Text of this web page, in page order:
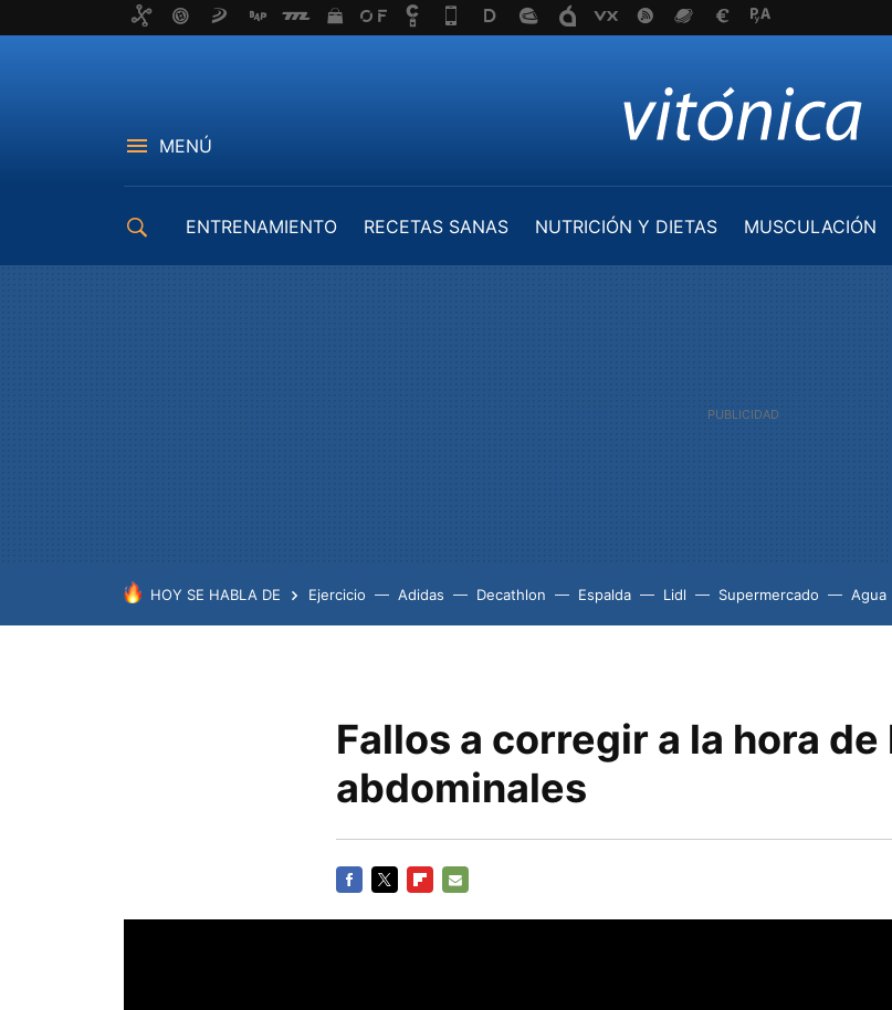
MENÚ
ENTRENAMIENTO RECETAS SANAS NUTRICIÓN Y DIETAS MUSCULACIÓN
HOY SE HABLA DE Ejercicio Adidas Decathlon Espalda Lidl Supermercado Agua
Fallos a corregir a la hora de
abdominales